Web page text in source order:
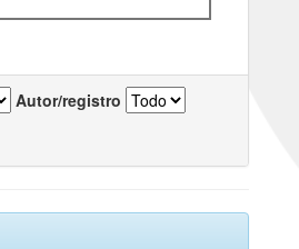
Autor/registro